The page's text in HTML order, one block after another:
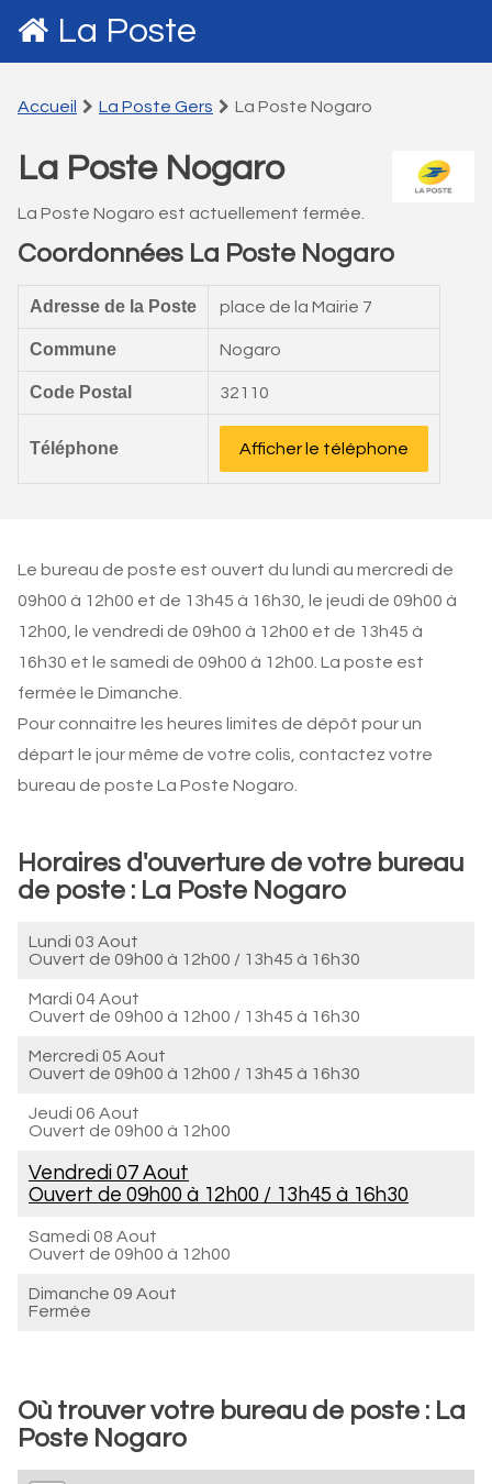
La Poste
Accueil La Poste Gers La Poste Nogaro
La Poste Nogaro
La Poste Nogaro est actuellement fermée.
Coordonnées La Poste Nogaro
Adresse de la Poste place de la Mairie 7
Commune Nogaro
Code Postal 32110
Téléphone Afficher le téléphone
Le bureau de poste est ouvert du lundi au mercredi de
09h00 à 12h00 et de 13h45 à 16h30, le jeudi de 09h00 à
12h00, le vendredi de 09h00 à 12h00 et de 13h45 à
16h30 et le samedi de 09h00 à 12h00. La poste est
fermée le Dimanche.
Pour connaitre les heures limites de dépôt pour un
départ le jour même de votre colis, contactez votre
bureau de poste La Poste Nogaro.
Horaires d'ouverture de votre bureau
de poste : La Poste Nogaro
Lundi 03 Aout
Ouvert de 09h00 à 12h00 / 13h45 à 16h30
Mardi 04 Aout
Ouvert de 09h00 à 12h00 / 13h45 à 16h30
Mercredi 05 Aout
Ouvert de 09h00 à 12h00 / 13h45 à 16h30
Jeudi 06 Aout
Ouvert de 09h00 à 12h00
Vendredi 07 Aout
Ouvert de 09h00 à 12h00 / 13h45 à 16h30
Samedi 08 Aout
Ouvert de 09h00 à 12h00
Dimanche 09 Aout
Fermée
Où trouver votre bureau de poste : La
Poste Nogaro